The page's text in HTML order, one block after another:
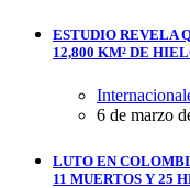
ESTUDIO REVELA
12,800 KM² DE
6 de marzo
LUTO EN
11 MUERTOS Y 25